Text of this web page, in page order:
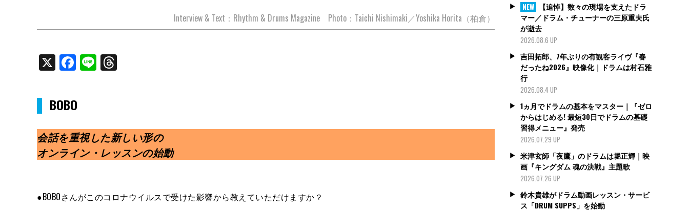
Interview & Text：Rhythm & Drums Magazine Photo：Taichi Nishimaki／Yoshika Horita（柏倉）
X Facebook
Line
BOBO
会話を重視した新しい形の
オンライン・レッスンの始動
●BOBOさんがこのコロナウイルスで受けた影響から教えていただけますか？
NEW
【追悼】数々の現場を支えたドラ
マー／ドラム・チューナーの三原重夫氏
が逝去
2026.08.6 UP
吉田拓郎、7年ぶりの有観客ライヴ『春
だったね2026』映像化｜ドラムは村石雅
行
2026.08.4 UP
1ヵ月でドラムの基本をマスター｜『ゼロ
からはじめる! 最短30日でドラムの基礎
習得メニュー』発売
2026.07.29 UP
米津玄師「夜鷹」のドラムは堀正輝｜映
画『キングダム 魂の決戦』主題歌
2026.07.26 UP
鈴木貴雄がドラム動画レッスン・サービ
ス「DRUM SUPPS」を始動